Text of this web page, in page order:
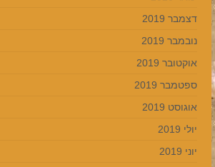
דצמבר 2019
נובמבר 2019
אוקטובר 2019
ספטמבר 2019
אוגוסט 2019
יולי 2019
יוני 2019